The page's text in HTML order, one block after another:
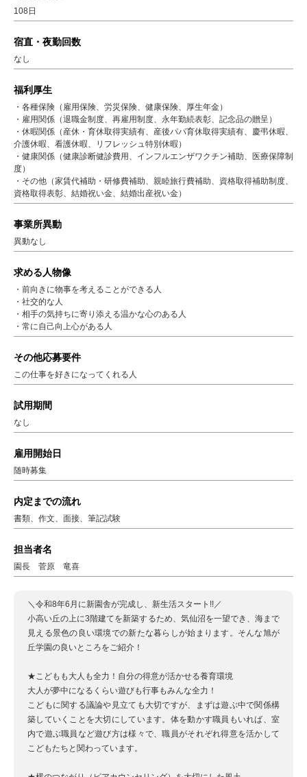
108日
宿直・夜勤回数
なし
福利厚生
・各種保険（雇用保険、労災保険、健康保険、厚生年金）​​
・雇用関係（退職金制度、再雇用制度、永年勤続表彰、記念品の贈呈）
・休暇関係（産休・育休取得実績有、産後パパ育休取得実績​​有、慶弔休暇​​、
介護休暇、看護休暇、リフレッシュ特別休暇）
・健康関係（健康診断健診費用、インフルエンザワクチン補助、​​医療保障制
度）
・その他（家賃代補助・研修費補助、親睦旅行費補助、資格取得補助制度、
資格取得表彰、結婚祝い金、結婚出産祝い金）
事業所異動
異動なし
求める人物像
・前向きに物事を考えることができる人
・社交的な人
・相手の気持ちに寄り添える温かな心のある人
・常に自己向上心がある人
その他応募要件
この仕事を好きになってくれる人
試用期間
なし
雇用開始日
随時募集
内定までの流れ
書類、作文、面接、筆記試験
担当者名
園長 菅原 竜喜
＼令和8年6月に新園舎が完成し、新生活スタート!!／
小高い丘の上に3階建てを新築するため、気仙沼を一望でき、海まで
見える景色の良い環境での新たな暮らしが始まります。そんな旭が
丘学園の良いところをご紹介！
★こどもも大人も全力！自分の得意が活かせる養育環境
大人が夢中になるくらい遊びも行事もみんな全力！
こどもに関する議論や見立ても大切ですが、まずは遊ぶ中で関係構
築していくことを大切にしています。体を動かす職員もいれば、室
内で遊ぶ職員など遊び方は様々で、職員がそれぞれ得意を活かして
こどもたちと関わっています。